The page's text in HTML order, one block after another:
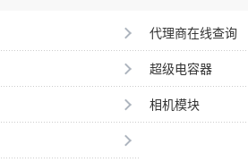
代理商在线查询
超级电容器
相机模块